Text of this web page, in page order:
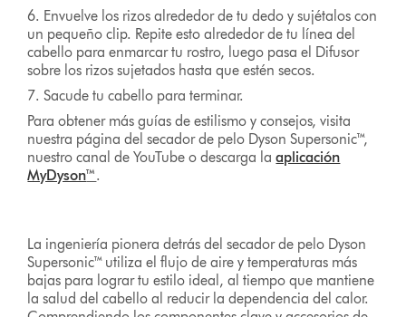
6. Envuelve los rizos alrededor de tu dedo y sujétalos con
un pequeño clip. Repite esto alrededor de tu línea del
cabello para enmarcar tu rostro, luego pasa el Difusor
sobre los rizos sujetados hasta que estén secos.
7. Sacude tu cabello para terminar.
Para obtener más guías de estilismo y consejos, visita
nuestra página del secador de pelo Dyson Supersonic™,
nuestro canal de YouTube o descarga laaplicación
MyDyson™.
La ingeniería pionera detrás del secador de pelo Dyson
Supersonic™ utiliza el flujo de aire y temperaturas más
bajas para lograr tu estilo ideal, al tiempo que mantiene
la salud del cabello al reducir la dependencia del calor.